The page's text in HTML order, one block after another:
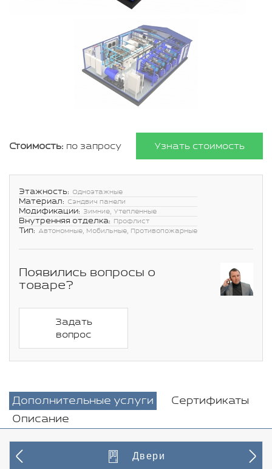
Стоимость: по запросу Узнать стоимость
Этажность: Одноэтажные
Материал: Сэндвич панели
Модификации: Зимние, Утепленные
Внутренняя отделка: Профлист
Тип: Автономные, Мобильные, Противопожарные
Появились вопросы о
товаре?
Задать
вопрос
Дополнительные услуги
Сертификаты
Описание
Двери